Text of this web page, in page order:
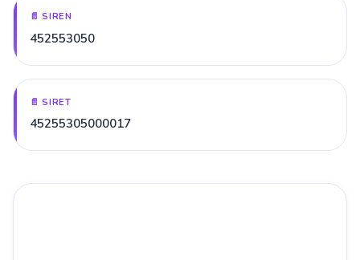
📄 SIREN
452553050
📄 SIRET
45255305000017